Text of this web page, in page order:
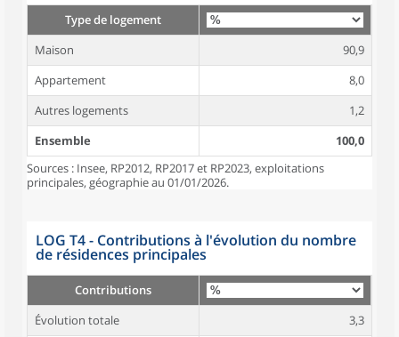
Type de logement
Maison
90,9
Appartement
8,0
Autres logements
1,2
Ensemble
100,0
Sources : Insee, RP2012, RP2017 et RP2023, exploitations
principales, géographie au 01/01/2026.
LOG T4 - Contributions à l'évolution du nombre
de résidences principales
Contributions
Évolution totale
3,3